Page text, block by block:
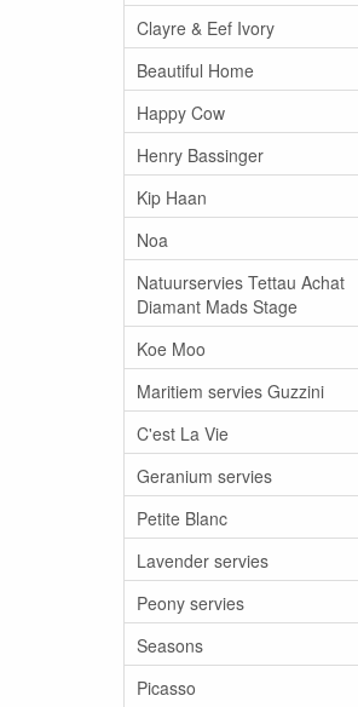
Clayre & Eef Ivory
Beautiful Home
Happy Cow
Henry Bassinger
Kip Haan
Noa
Natuurservies Tettau Achat
Diamant Mads Stage
Koe Moo
Maritiem servies Guzzini
C'est La Vie
Geranium servies
Petite Blanc
Lavender servies
Peony servies
Seasons
Picasso